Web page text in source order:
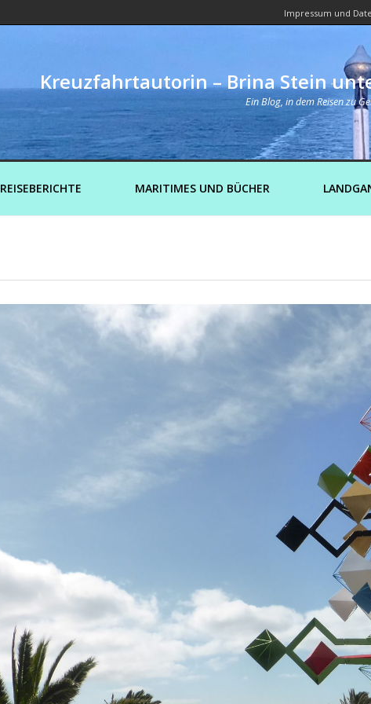
Impressum und
Kreuzfahrtautorin – Brina Stein
Ein Blog, in dem Reisen zu
REISEBERICHTE MARITIMES UND BÜCHER